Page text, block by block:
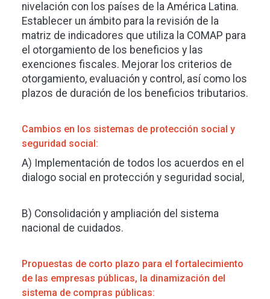
nivelación con los países de la América Latina.
Establecer un ámbito para la revisión de la
matriz de indicadores que utiliza la COMAP para
el otorgamiento de los beneficios y las
exenciones fiscales. Mejorar los criterios de
otorgamiento, evaluación y control, así como los
plazos de duración de los beneficios tributarios.
Cambios en los sistemas de protección social y
seguridad social:
A) Implementación de todos los acuerdos en el
dialogo social en protección y seguridad social,
B) Consolidación y ampliación del sistema
nacional de cuidados.
Propuestas de corto plazo para el fortalecimiento
de las empresas públicas, la dinamización del
sistema de compras públicas: